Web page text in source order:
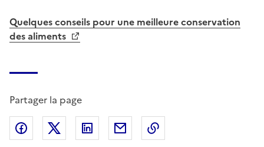
Quelques conseils pour une meilleure conservation
des aliments
Partager la page
Partager sur Facebook
Partager sur X (anciennement Twitter)
Partager sur LinkedIn
Partager par email